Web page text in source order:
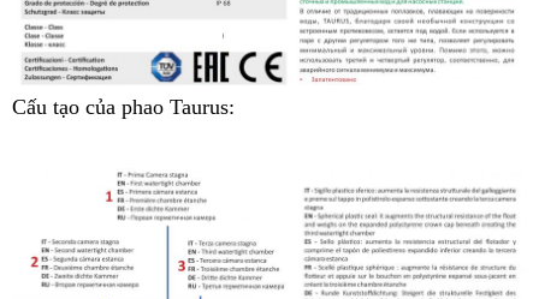
Cấu tạo của phao Taurus: